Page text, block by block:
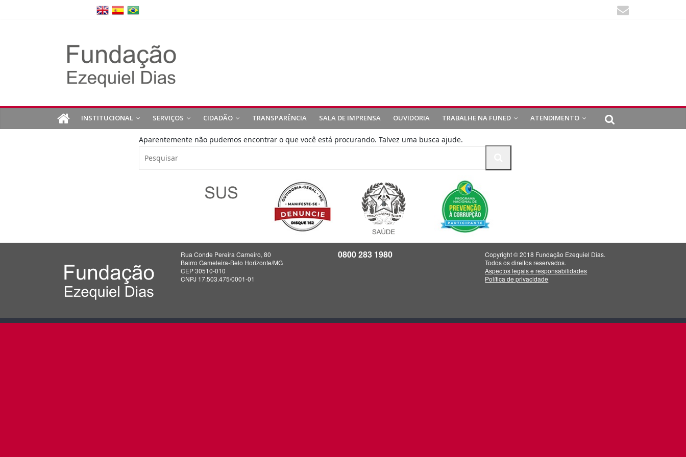
INSTITUCIONAL SERVIÇOS CIDADÃO TRANSPARÊNCIA SALA DE IMPRENSA OUVIDORIA TRABALHE NA FUNED ATENDIMENTO
Aparentemente não pudemos encontrar o que você está procurando. Talvez uma busca ajude.
Rua Conde Pereira Carneiro, 80
Bairro Gameleira-Belo Horizonte/MG
CEP 30510-010
CNPJ 17.503.475/0001-01
0800 283 1980
Copyright © 2018 Fundação Ezequiel Dias.
Todos os direitos reservados.
Aspectos legais e responsabilidades
Política de privacidade